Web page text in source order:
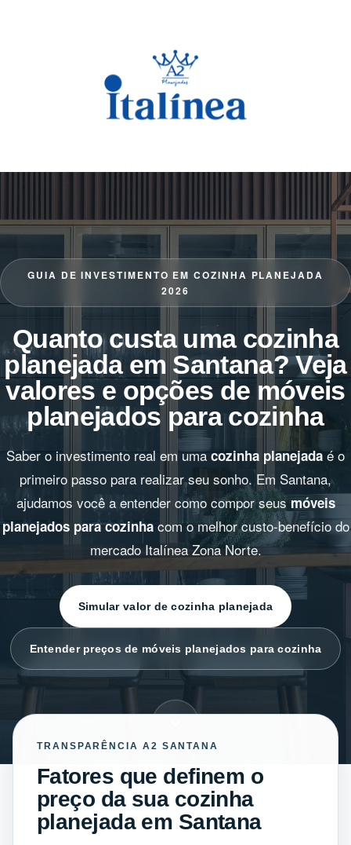
GUIA DE INVESTIMENTO EM COZINHA PLANEJADA
2026
Quanto custa uma cozinha
planejada em Santana? Veja
valores e opções de móveis
planejados para cozinha
Saber o investimento real em umacozinha planejadaé o
primeiro passo para realizar seu sonho. Em Santana,
ajudamos você a entender como compor seusmóveis
planejados para cozinhacom o melhor custo-benefício do
mercado Italínea Zona Norte.
Simular valor de cozinha planejada
Entender preços de móveis planejados para cozinha
TRANSPARÊNCIA A2 SANTANA
Fatores que definem o
preço da sua cozinha
planejada em Santana